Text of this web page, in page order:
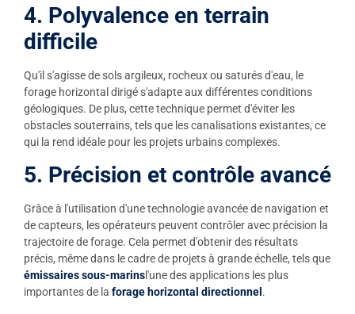
4. Polyvalence en terrain
difficile
Qu'il s'agisse de sols argileux, rocheux ou saturés d'eau, le
forage horizontal dirigé s'adapte aux différentes conditions
géologiques. De plus, cette technique permet d'éviter les
obstacles souterrains, tels que les canalisations existantes, ce
qui la rend idéale pour les projets urbains complexes.
5. Précision et contrôle avancé
Grâce à l'utilisation d'une technologie avancée de navigation et
de capteurs, les opérateurs peuvent contrôler avec précision la
trajectoire de forage. Cela permet d'obtenir des résultats
précis, même dans le cadre de projets à grande échelle, tels que
émissaires sous-marinsl'une des applications les plus
importantes de la forage horizontal directionnel .